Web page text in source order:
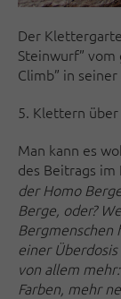
Der
Steinwurf”
Climb” in
5. Klettern
Man kann es
des Beitrags
der Homo
Berge, oder?
Bergmenschen
einer
von allem
Farben, mehr